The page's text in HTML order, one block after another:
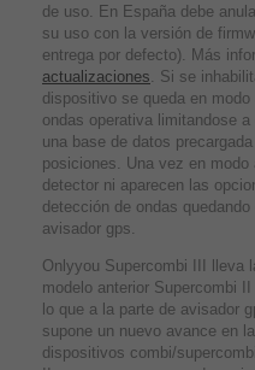
de uso. En España debe
su uso con la versión de
entrega por defecto). Más
actualizaciones. Si se
dispositivo se queda en
ondas operativa limitandose
una base de datos
posiciones. Una vez en
detector ni aparecen las
detección de ondas
avisador gps.
Onlyyou Supercombi III lleva
modelo anterior Supercombi
lo que a la parte de avisador
supone un nuevo avance en
dispositivos combi/